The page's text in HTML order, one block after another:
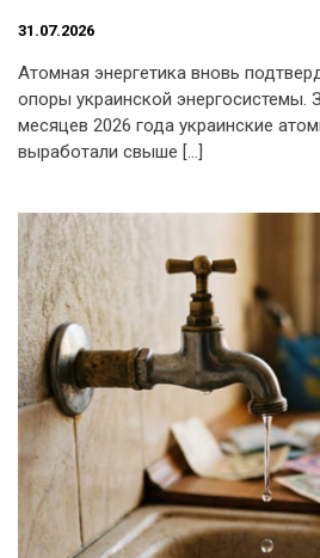
31.07.2026
Атомная энергетика вновь
опоры украинской энергосистемы.
месяцев 2026 года украинские
выработали свыше […]